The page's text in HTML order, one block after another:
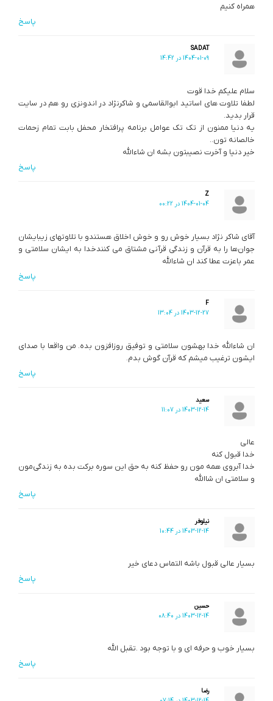
همراه کنیم
پاسخ
SADAT
1404-01-09 در 14:42
سلام علیکم خدا قوت
لطفا تلاوت های اساتید ابوالقاسمی و شاکرنژاد در اندونزی رو هم در سایت
قرار بدید.
یه دنیا ممنون از تک تک عوامل برنامه پرافتخار محفل بابت تمام زحمات
خالصانه تون..
خیر دنیا و آخرت نصیبتون بشه ان شاءالله
پاسخ
Z
1404-01-04 در 00:22
آقای شاکر نژاد بسیار خوش رو و خوش اخلاق هستندو با تلاوتهای زیبایشان
جوان‌ها را به قرآن و زندگی قرآنی مشتاق می کنندخدا به ایشان سلامتی و
عمر باعزت عطا کند ان شاءالله
پاسخ
F
1403-12-27 در 13:04
ان شاءالله خدا بهشون سلامتی و توفیق روزافزون بده. من واقعا با صدای
ایشون ترغیب میشم که قرآن گوش بدم.
پاسخ
سعید
1403-12-14 در 11:07
عالی
خدا قبول کنه
خدا آبروی همه مون رو حفظ کنه به حق این سوره برکت بده به زندگی‌مون
و سلامتی ان شاالله
پاسخ
نیلوفر
1403-12-14 در 10:44
بسیار عالی قبول باشه التماس دعای خیر
پاسخ
حسین
1403-12-14 در 08:40
بسیار خوب و حرفه ای و با توجه بود .تقبل الله
پاسخ
رضا